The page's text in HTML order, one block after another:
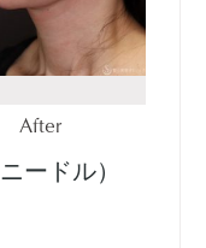
After
ードル）